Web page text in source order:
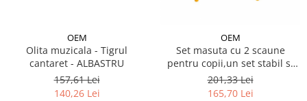
OEM
Olita muzicala - Tigrul
cantaret - ALBASTRU
157,61 Lei
140,26 Lei
OEM
Set masuta cu 2 scaune
pentru copii,un set stabil si
rezistent, MDF
201,33 Lei
165,70 Lei